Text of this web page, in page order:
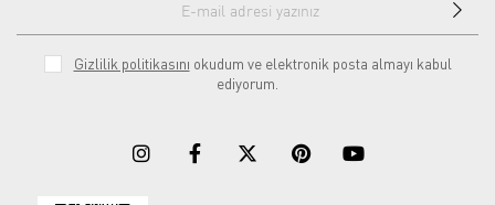
Gizlilik politikasını okudum ve elektronik posta almayı kabul
ediyorum.